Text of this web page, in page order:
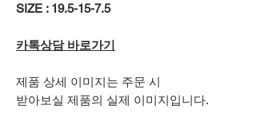
SIZE : 19.5-15-7.5
카톡상담 바로가기
제품 상세 이미지는 주문 시
받아보실 제품의 실제 이미지입니다.